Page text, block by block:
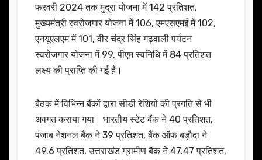
फरवरी 2024 तक मुद्रा योजना में 142 प्रतिशत,
मुख्यमंत्री स्वरोजगार योजना में 106, एमएसएमई में 102,
एनयूएलएम में 101, वीर चंद्र सिंह गढ़वाली पर्यटन
स्वरोजगार योजना में 99, पीएम स्वनिधि में 84 प्रतिशत
लक्ष्य की प्राप्ति की गई है।
बैठक में विभिन्न बैंकों द्वारा सीडी रेशियो की प्रगति से भी
अवगत कराया गया। भारतीय स्टेट बैंक ने 40 प्रतिशत,
पंजाब नेशनल बैंक ने 39 प्रतिशत, बैंक ऑफ बड़ौदा ने
49.6 प्रतिशत, उत्तराखंड ग्रामीण बैंक ने 47.47 प्रतिशत,